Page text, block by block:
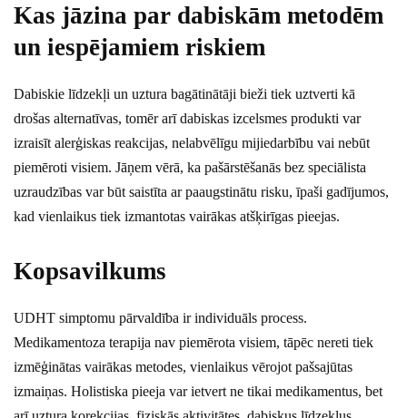
Kas jāzina par dabiskām metodēm
un iespējamiem riskiem
Dabiskie līdzekļi un uztura bagātinātāji bieži tiek uztverti kā
drošas alternatīvas, tomēr arī dabiskas izcelsmes produkti var
izraisīt alerģiskas reakcijas, nelabvēlīgu mijiedarbību vai nebūt
piemēroti visiem. Jāņem vērā, ka pašārstēšanās bez speciālista
uzraudzības var būt saistīta ar paaugstinātu risku, īpaši gadījumos,
kad vienlaikus tiek izmantotas vairākas atšķirīgas pieejas.
Kopsavilkums
UDHT simptomu pārvaldība ir individuāls process.
Medikamentoza terapija nav piemērota visiem, tāpēc nereti tiek
izmēģinātas vairākas metodes, vienlaikus vērojot pašsajūtas
izmaiņas. Holistiska pieeja var ietvert ne tikai medikamentus, bet